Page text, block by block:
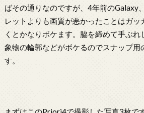
ばその通りなのですが、4年前のGalaxy
レットよりも画質が悪かったことはガ
くとかなりボケます。脇を締めて手ぶ
象物の輪郭などがボケるのでスナップ用
す。